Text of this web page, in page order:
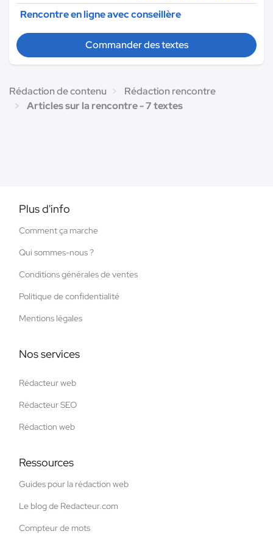
Rencontre en ligne avec conseillère
Commander des textes
Rédaction de contenu
Rédaction rencontre
Articles sur la rencontre - 7 textes
Plus d'info
Comment ça marche
Qui sommes-nous ?
Conditions générales de ventes
Politique de confidentialité
Mentions légales
Nos services
Rédacteur web
Rédacteur SEO
Rédaction web
Ressources
Guides pour la rédaction web
Le blog de Redacteur.com
Compteur de mots